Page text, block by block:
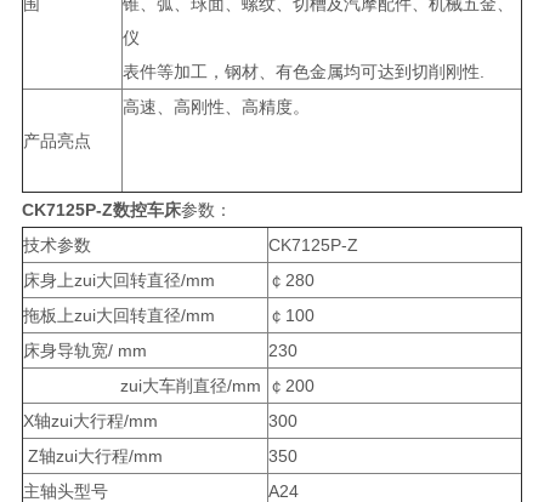
仪
表件等加工，钢材、有色金属均可达到切削刚性.
产品亮点
高速、高刚性、高精度。
CK7125P-Z数控车床参数：
技术参数
CK7125P-Z
床身上zui大回转直径/mm
￠280
拖板上zui大回转直径/mm
￠100
床身导轨宽/ mm
230
zui大车削直径/mm
￠200
X轴zui大行程/mm
300
Z轴zui大行程/mm
350
主轴头型号
A24